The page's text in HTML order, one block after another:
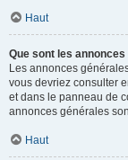
Haut
Que sont les
Les annonces
vous devriez consulter
et dans le panneau de
annonces générales
Haut